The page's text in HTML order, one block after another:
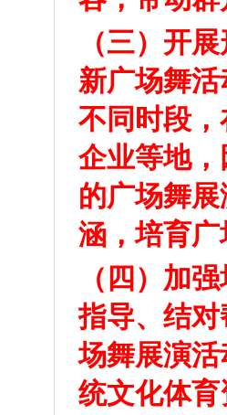
（三）开
新广场舞
不同时段
企业等地
的广场舞
涵，培育
（四）加
指导、结
场舞展演
统文化体